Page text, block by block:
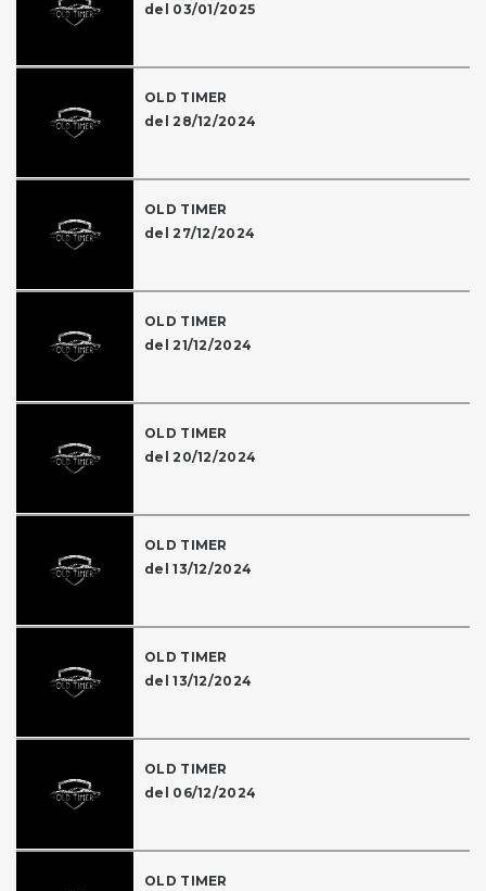
del 03/01/2025
OLD TIMER
del 28/12/2024
OLD TIMER
del 27/12/2024
OLD TIMER
del 21/12/2024
OLD TIMER
del 20/12/2024
OLD TIMER
del 13/12/2024
OLD TIMER
del 13/12/2024
OLD TIMER
del 06/12/2024
OLD TIMER